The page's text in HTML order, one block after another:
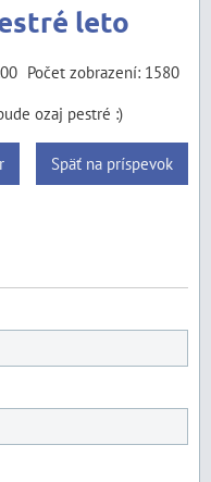
leto
Počet zobrazení: 1580
ozaj pestré :)
Späť na príspevok